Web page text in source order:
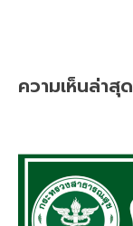
ความเห็นล่าสุด